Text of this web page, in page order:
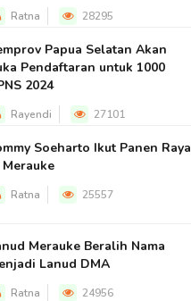
Ratna 28295
Papua Selatan Akan
Pendaftaran untuk 1000
2024
Rayendi 27101
Soeharto Ikut Panen Raya
Ratna 25557
Merauke Beralih Nama
Lanud DMA
Ratna 24956